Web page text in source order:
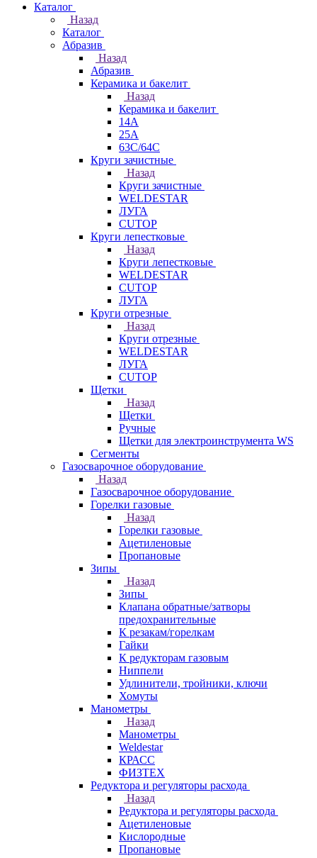
Каталог
Назад
Каталог
Абразив
Назад
Абразив
Керамика и бакелит
Назад
Керамика и бакелит
14А
25А
63С/64С
Круги зачистные
Назад
Круги зачистные
WELDESTAR
ЛУГА
CUTOP
Круги лепестковые
Назад
Круги лепестковые
WELDESTAR
CUTOP
ЛУГА
Круги отрезные
Назад
Круги отрезные
WELDESTAR
ЛУГА
CUTOP
Щетки
Назад
Щетки
Ручные
Щетки для электроинструмента WS
Сегменты
Газосварочное оборудование
Назад
Газосварочное оборудование
Горелки газовые
Назад
Горелки газовые
Ацетиленовые
Пропановые
Зипы
Назад
Зипы
Клапана обратные/затворы
предохранительные
К резакам/горелкам
Гайки
К редукторам газовым
Ниппели
Удлинители, тройники, ключи
Хомуты
Манометры
Назад
Манометры
Weldestar
КРАСС
ФИЗТЕХ
Редуктора и регуляторы расхода
Назад
Редуктора и регуляторы расхода
Ацетиленовые
Кислородные
Пропановые